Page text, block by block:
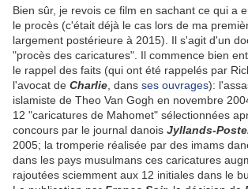
Bien sûr, je revois ce film en sachant ce qui a
le procès (c'était déjà le cas lors de ma
largement postérieure à 2015). Il s'agit d'un
"procès des caricatures". Il commence bien
le rappel des faits (qui ont été rappelés par
l'avocat de Charlie , dans ses ouvrages):
islamiste de Theo Van Gogh en novembre
12 "caricatures de Mahomet" sélectionnées
concours par le journal danois Jyllands-
2005; la tromperie réalisée par des imams
dans les pays musulmans ces caricatures
rajoutées sciemment aux 12 initiales dans le